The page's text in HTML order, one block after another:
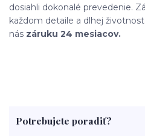
dosiahli dokonalé prevedenie.
každom detaile a dlhej
nás záruku 24 mesiacov.
Potrebujete poradiť?